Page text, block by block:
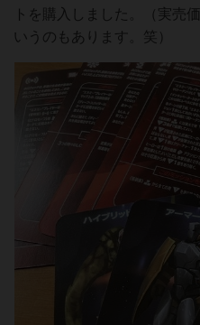
トを購入しました。（実売
いうのもあります。笑）